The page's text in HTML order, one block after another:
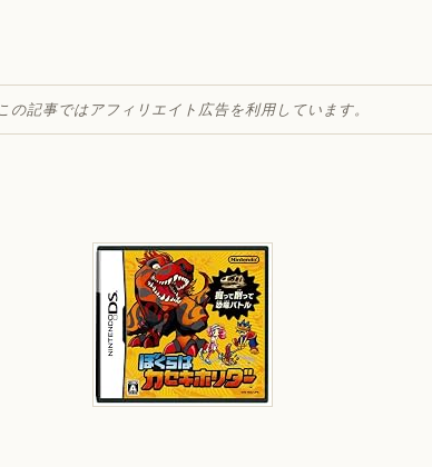
この記事ではアフィリエイト広告を利用しています。